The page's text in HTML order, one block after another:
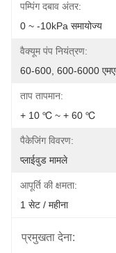
पम्पिंग दबाव अंतर:
0 ~ -10kPa समायोज्य
वैक्यूम पंप नियंत्रण:
60-600, 600-6000
ताप तापमान:
+ 10 ℃ ~ + 60 ℃
पैकेजिंग विवरण:
प्लाईवुड मामले
आपूर्ति की क्षमता:
1 सेट / महीना
प्रमुखता देना: